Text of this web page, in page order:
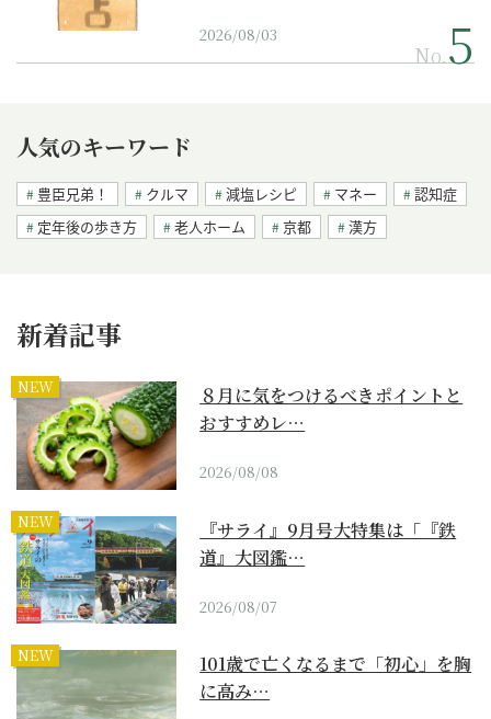
2026/08/03
No.
人気のキーワード
豊臣兄弟！ クルマ 減塩レシピ マネー
認知症
定年後の歩き方
老人ホーム 京都 漢方
新着記事
NEW
８月に気をつけるべきポイントと
おすすめレ…
2026/08/08
NEW
『サライ』9月号大特集は「『鉄
道』大図鑑…
2026/08/07
NEW
101歳で亡くなるまで「初心」を胸
に高み…